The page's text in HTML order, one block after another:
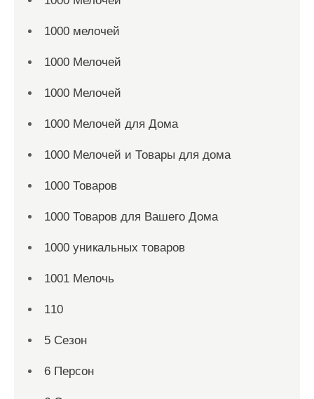
1000 мелочей
1000 Мелочей
1000 Мелочей
1000 Мелочей для Дома
1000 Мелочей и Товары для дома
1000 Товаров
1000 Товаров для Вашего Дома
1000 уникальных товаров
1001 Мелочь
110
5 Сезон
6 Персон